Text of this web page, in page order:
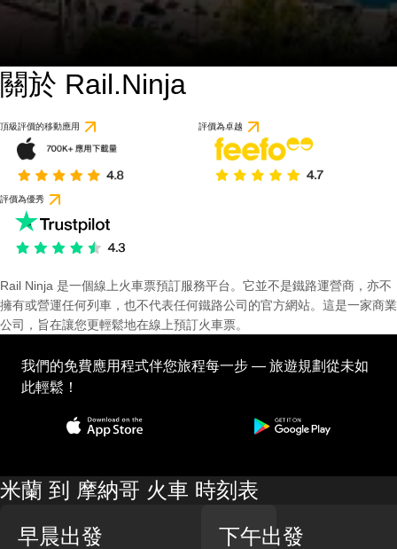
關於 Rail.Ninja
頂級評價的移動應用 評價為卓越
評價為優秀
Rail Ninja 是一個線上火車票預訂服務平台。它並不是鐵路運營商，亦不
擁有或營運任何列車，也不代表任何鐵路公司的官方網站。這是一家商業
公司，旨在讓您更輕鬆地在線上預訂火車票。
我們的免費應用程式伴您旅程每一步 — 旅遊規劃從未如
此輕鬆！
米蘭 到 摩納哥 火車 時刻表
早晨出發
下午出發